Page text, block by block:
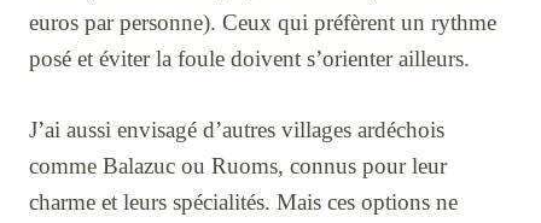
euros par personne). Ceux qui préfèrent un rythme
posé et éviter la foule doivent s’orienter ailleurs.
J’ai aussi envisagé d’autres villages ardéchois
comme Balazuc ou Ruoms, connus pour leur
charme et leurs spécialités. Mais ces options ne